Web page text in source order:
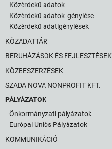
Közérdekű adatok
Közérdekű adatok igénylése
Közérdekű adatigénylések
KÖZADATTÁR
BERUHÁZÁSOK ÉS FEJLESZTÉSEK
KÖZBESZERZÉSEK
SZADA NOVA NONPROFIT KFT.
PÁLYÁZATOK
Önkormányzati pályázatok
Európai Uniós Pályázatok
KOMMUNIKÁCIÓ